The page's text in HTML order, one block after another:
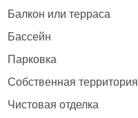
Балкон или терраса
Бассейн
Парковка
Собственная территория
Чистовая отделка